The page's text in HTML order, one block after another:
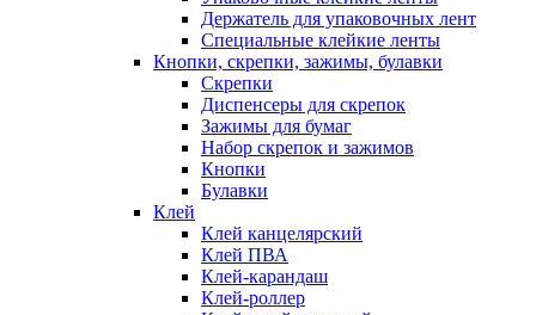
Держатель для упаковочных лент
Специальные клейкие ленты
Кнопки, скрепки, зажимы, булавки
Скрепки
Диспенсеры для скрепок
Зажимы для бумаг
Набор скрепок и зажимов
Кнопки
Булавки
Клей
Клей канцелярский
Клей ПВА
Клей-карандаш
Клей-роллер